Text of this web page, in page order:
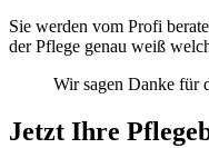
Sie werden vom Profi
der Pflege genau weiß
Wir sagen Danke für
Jetzt Ihre